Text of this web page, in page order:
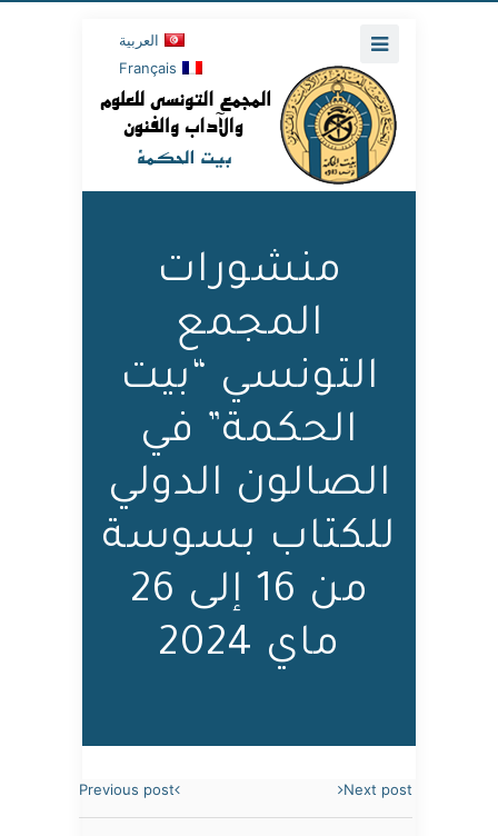
العربية
Français
منشورات
المجمع
التونسي “بيت
الحكمة” في
الصالون الدولي
للكتاب بسوسة
من 16 إلى 26
ماي 2024
Previous post Next post